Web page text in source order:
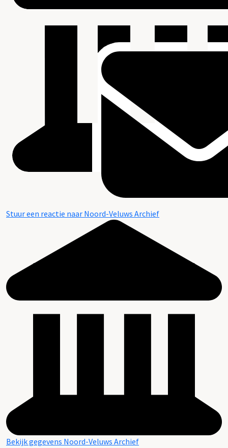
Stuur een reactie naar Noord-Veluws Archief
Bekijk gegevens Noord-Veluws Archief